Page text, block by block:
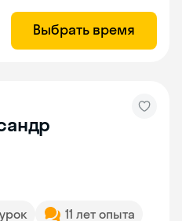
Выбрать время
11 лет опыта